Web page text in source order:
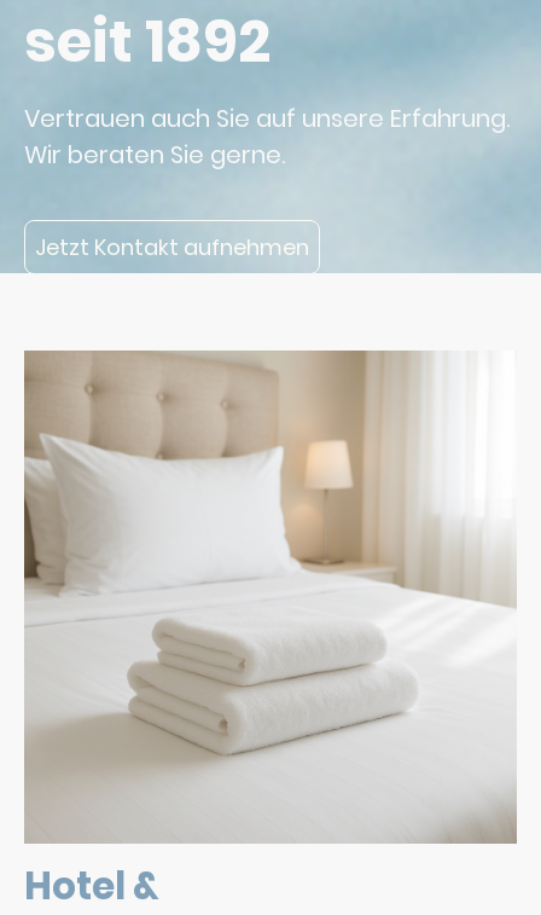
seit 1892
Vertrauen auch Sie auf unsere Erfahrung.
Wir beraten Sie gerne.
Jetzt Kontakt aufnehmen
Hotel &